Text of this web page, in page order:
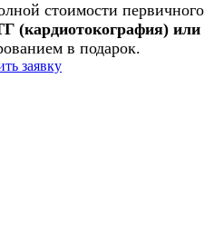
стоимости первичного
(кардиотокография) или
в подарок.
заявку